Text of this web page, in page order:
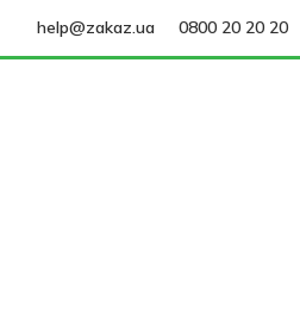
help@zakaz.ua 0800 20 20 20